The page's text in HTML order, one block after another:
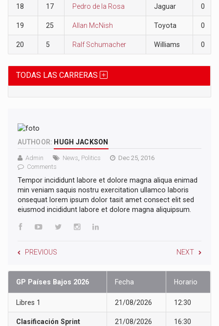
18 17 Pedro de la Rosa Jaguar 0
19 25 Allan McNish Toyota 0
20 5 Ralf Schumacher Williams 0
TODAS LAS CARRERAS
AUTHOOR: HUGH JACKSON
Admin News Politics
Dec 25, 2016
Comments
Tempor incididunt labore et dolore magna aliqua enimad
min veniam saquis nostru exercitation ullamco laboris
onsequat lorem ipsum dolor tasit amet consect elit sed
eiusmod incididunt labore et dolore magna aliquipsum.
PREVIOUS NEXT
GP Países Bajos 2026 Fecha Horario
Libres 1 21/08/2026 12:30
Clasificación Sprint 21/08/2026 16:30